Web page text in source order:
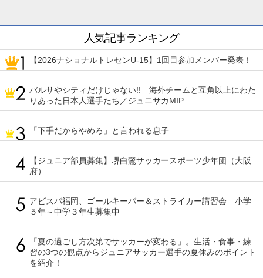
人気記事ランキング
【2026ナショナルトレセンU-15】1回目参加メンバー発表！
バルサやシティだけじゃない!! 海外チームと互角以上にわた
りあった日本人選手たち／ジュニサカMIP
「下手だからやめろ」と言われる息子
【ジュニア部員募集】堺白鷺サッカースポーツ少年団（大阪
府）
アビスパ福岡、ゴールキーパー＆ストライカー講習会 小学
５年～中学３年生募集中
「夏の過ごし方次第でサッカーが変わる」。生活・食事・練
習の3つの観点からジュニアサッカー選手の夏休みのポイント
を紹介！